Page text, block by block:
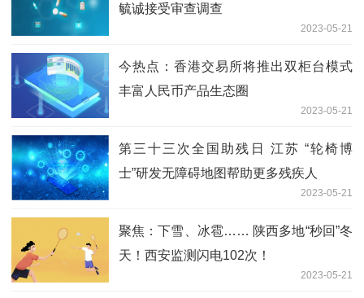
毓诚接受审查调查
2023-05-21
今热点：香港交易所将推出双柜台模式
丰富人民币产品生态圈
2023-05-21
第三十三次全国助残日 江苏 “轮椅博
士”研发无障碍地图帮助更多残疾人
2023-05-21
聚焦：下雪、冰雹…… 陕西多地“秒回”冬
天！​西安监测闪电102次！
2023-05-21